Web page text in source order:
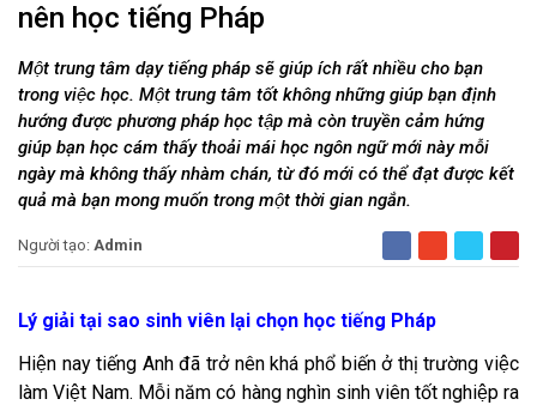
nên học tiếng Pháp
Một trung tâm dạy tiếng pháp sẽ giúp ích rất nhiều cho bạn
trong việc học. Một trung tâm tốt không những giúp bạn định
hướng được phương pháp học tập mà còn truyền cảm hứng
giúp bạn học cám thấy thoải mái học ngôn ngữ mới này mỗi
ngày mà không thấy nhàm chán, từ đó mới có thể đạt được kết
quả mà bạn mong muốn trong một thời gian ngắn.
Người tạo: Admin
Lý giải tại sao sinh viên lại chọn học tiếng Pháp
Hiện nay tiếng Anh đã trở nên khá phổ biến ở thị trường việc
làm Việt Nam. Mỗi năm có hàng nghìn sinh viên tốt nghiệp ra